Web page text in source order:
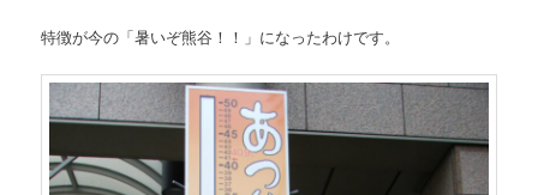
特徴が今の「暑いぞ熊谷！！」になったわけです。